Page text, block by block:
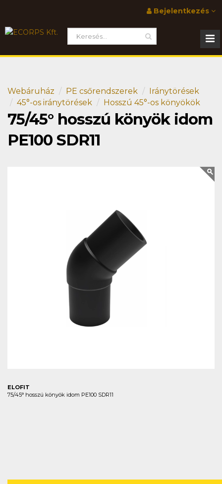
Bejelentkezés
Webáruház PE csőrendszerek
Iránytörések
45°-os iránytörések
Hosszú 45°-os könyökök
75/45° hosszú könyök idom
PE100 SDR11
ELOFIT
75/45° hosszú könyök idom PE100 SDR11